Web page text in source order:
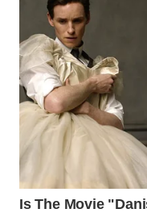
TAPANULI
TENGAH
WN DELI
SERDANG
WN
TEBING
WN